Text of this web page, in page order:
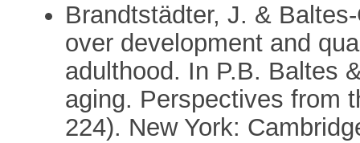
Brandtstädter, J. &
over development and
adulthood. In P.B. Baltes
aging. Perspectives from
224). New York: